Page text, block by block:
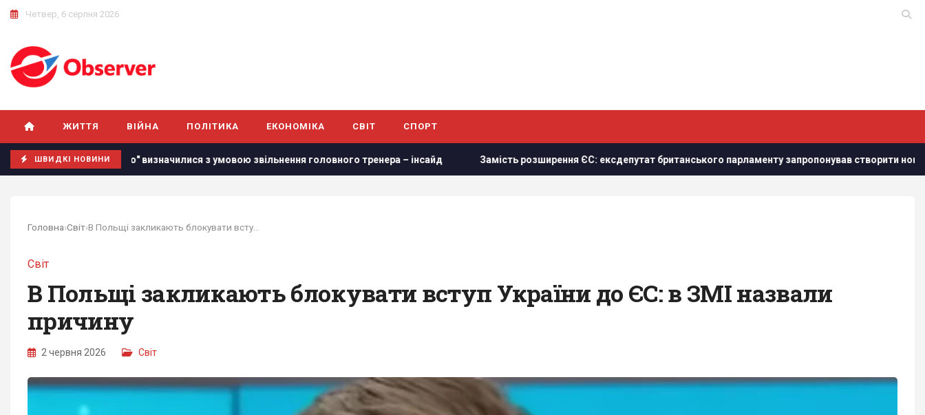
Четвер, 6 серпня 2026
ЖИТТЯ ВІЙНА ПОЛІТИКА ЕКОНОМІКА СВІТ СПОРТ
ШВИДКІ НОВИНИ
У "Динамо" визначилися з умовою звільнення головного тренера – інсайд Замість розширення ЄС: ексдепутат британського парламенту запропонував створити новий союз
Головна›Світ›
Світ
В Польщі закликають блокувати вступ України до ЄС: в ЗМІ назвали
причину
2 червня 2026 Світ